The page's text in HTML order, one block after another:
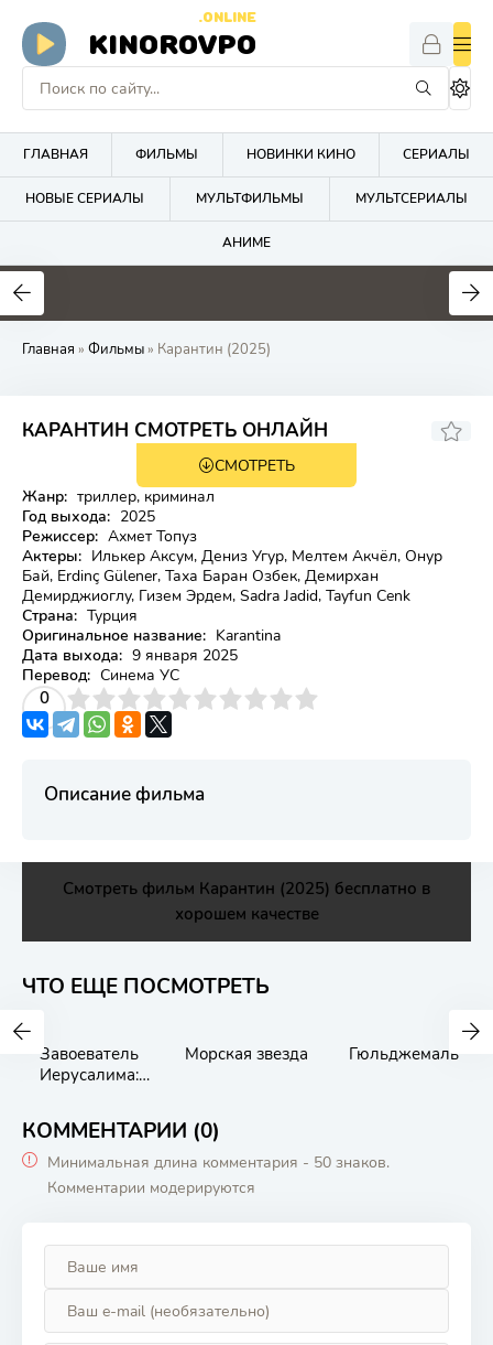
KINOROVPO
.ONLINE
ГЛАВНАЯ ФИЛЬМЫ НОВИНКИ КИНО СЕРИАЛЫ
НОВЫЕ СЕРИАЛЫ МУЛЬТФИЛЬМЫ МУЛЬТСЕРИАЛЫ
АНИМЕ
Главная » Фильмы» Карантин (2025)
КАРАНТИН СМОТРЕТЬ ОНЛАЙН
40
СМОТРЕТЬ
Жанр: триллер, криминал
Год выхода: 2025
Режиссер: Ахмет Топуз
Актеры: Илькер Аксум, Дениз Угур, Мелтем Акчёл, Онур
Бай, Erdinç Gülener, Таха Баран Озбек, Демирхан
Демирджиоглу, Гизем Эрдем, Sadra Jadid, Tayfun Cenk
Страна: Турция
Оригинальное название: Karantina
Дата выхода: 9 января 2025
Перевод: Синема УС
0
4 5 6 7 8 9 10
Описание фильма
Смотреть фильм Карантин (2025) бесплатно в
хорошем качестве
ЧТО ЕЩЕ ПОСМОТРЕТЬ
Завоеватель
Иерусалима:
Айюби
Морская звезда Гюльджемаль
КОММЕНТАРИИ (0)
Минимальная длина комментария - 50 знаков.
Комментарии модерируются